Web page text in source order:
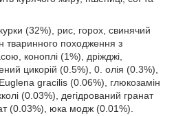
(32%), рис, горох, свинячий
тваринного походження з
коноплі (1%), дріжджі,
цикорій (0.5%), 0. олія (0.3%),
gracilis (0.06%), глюкозамін
(0.03%), дегідрований гранат
(0.03%), юка модж (0.01%).